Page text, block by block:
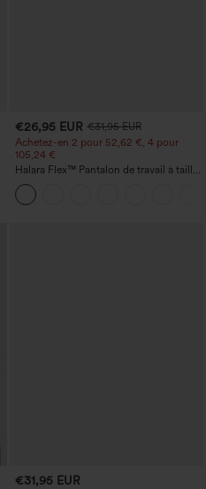
€26,95 EUR €31,95 EUR
Achetez-en 2 pour 52,62 €, 4 pour
105,24 €
Halara Flex™ Pantalon de travail à taille
haute, jambe large, avec poches, en
maille gaufrée
€31,95 EUR